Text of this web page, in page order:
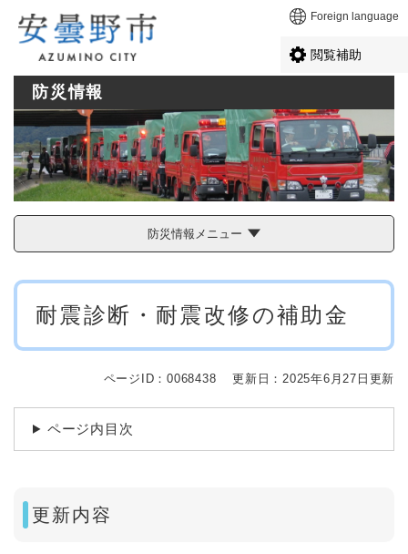
メニューを飛ばして本文へ Foreign language
閲覧補助
防災情報
防災情報メニュー
本
耐震診断・耐震改修の補助金
ページID：0068438 更新日：2025年6月27日更新
ページ内目次
更新内容